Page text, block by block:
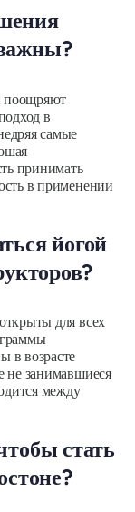
поощряют
в
самые
принимать
в применении
йогой
для всех
в возрасте
не занимавшиеся
между
стать